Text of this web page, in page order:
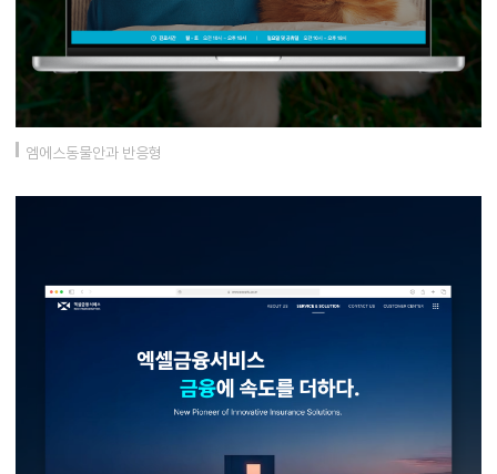
엠에스동물안과 반응형